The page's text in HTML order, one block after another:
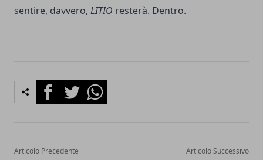
sentire, davvero, LITIO resterà. Dentro.
FacebookTwitterWhatsapp
Articolo Precedente Articolo Successivo